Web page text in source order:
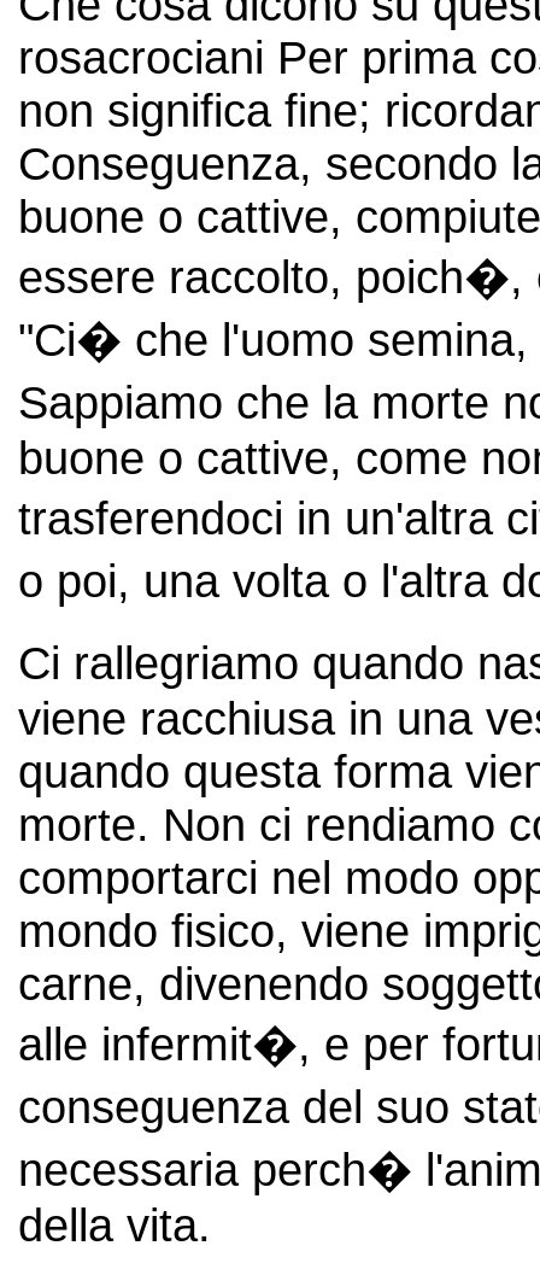
rosacrociani Per prima
non significa fine;
Conseguenza, secondo
buone o cattive,
essere raccolto, poich�,
"Ci� che l'uomo
Sappiamo che la morte
buone o cattive, come
trasferendoci in un'altra
o poi, una volta o l'altra
Ci rallegriamo quando
viene racchiusa in una
quando questa forma
morte. Non ci rendiamo
comportarci nel modo
mondo fisico, viene
carne, divenendo
alle infermit�, e per
conseguenza del suo
necessaria perch�
della vita.